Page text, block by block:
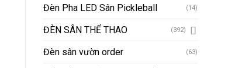
Đèn Pha LED Sân Pickleball (14)
ĐÈN SÂN THỂ THAO (392)
Đèn sân vườn order (63)